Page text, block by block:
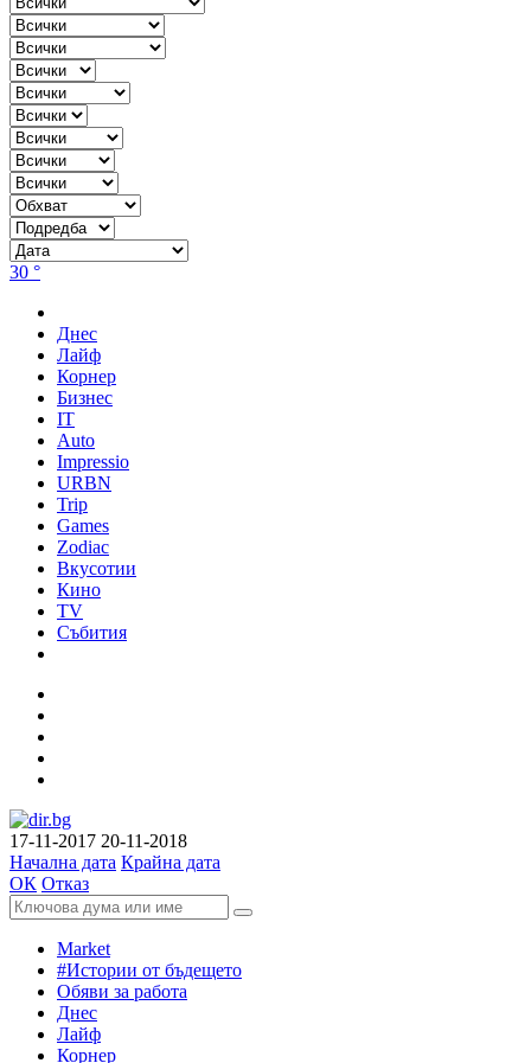
30 °
Днес
Лайф
Корнер
Бизнес
IT
Auto
Impressio
URBN
Trip
Games
Zodiac
Вкусотии
Кино
TV
Събития
17-11-2017 20-11-2018
Начална дата Крайна дата
ОК Отказ
Market
#Истории от бъдещето
Обяви за работа
Днес
Лайф
Корнер